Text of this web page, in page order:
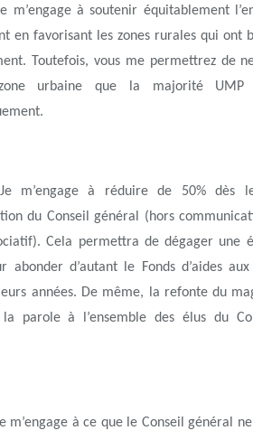
m’engage à soutenir équitablement
en favorisant les zones rurales qui ont
Toutefois, vous me permettrez de
urbaine que la majorité UMP
m’engage à réduire de 50%
du Conseil général (hors
Cela permettra de dégager une
abonder d’autant le Fonds d’aides
années. De même, la refonte du
parole à l’ensemble des élus du
m’engage à ce que le Conseil général